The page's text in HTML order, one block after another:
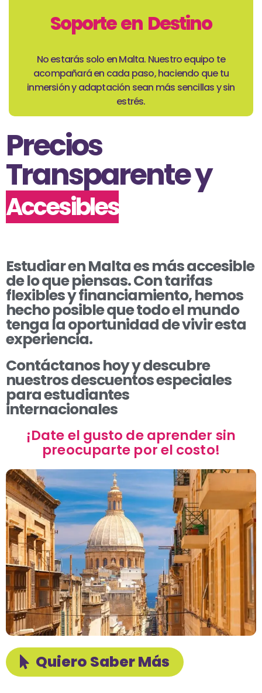
Soporte en Destino
No estarás solo en Malta. Nuestro equipo te
acompañará en cada paso, haciendo que tu
inmersión y adaptación sean más sencillas y sin
estrés.
Precios
Transparente y
Accesibles
Estudiar enMaltaes más accesible
de lo que piensas. Contarifas
flexibles y financiamiento, hemos
hecho posible que todo el mundo
tenga la oportunidad de vivir esta
experiencia.
Contáctanos hoy y descubre
nuestros descuentos especiales
para estudiantes
internacionales
¡Date el gusto de aprender sin
preocuparte por el costo!
Quiero Saber Más